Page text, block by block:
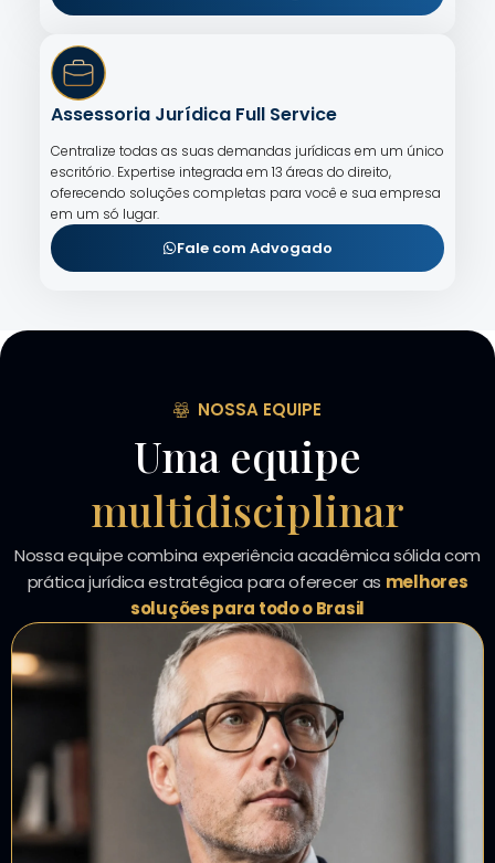
Assessoria Jurídica Full Service
Centralize todas as suas demandas jurídicas em um único
escritório. Expertise integrada em 13 áreas do direito,
oferecendo soluções completas para você e sua empresa
em um só lugar.
Fale com Advogado
NOSSA EQUIPE
Uma equipe
multidisciplinar
Nossa equipe combina experiência acadêmica sólida com
prática jurídica estratégica para oferecer as melhores
soluções para todo o Brasil